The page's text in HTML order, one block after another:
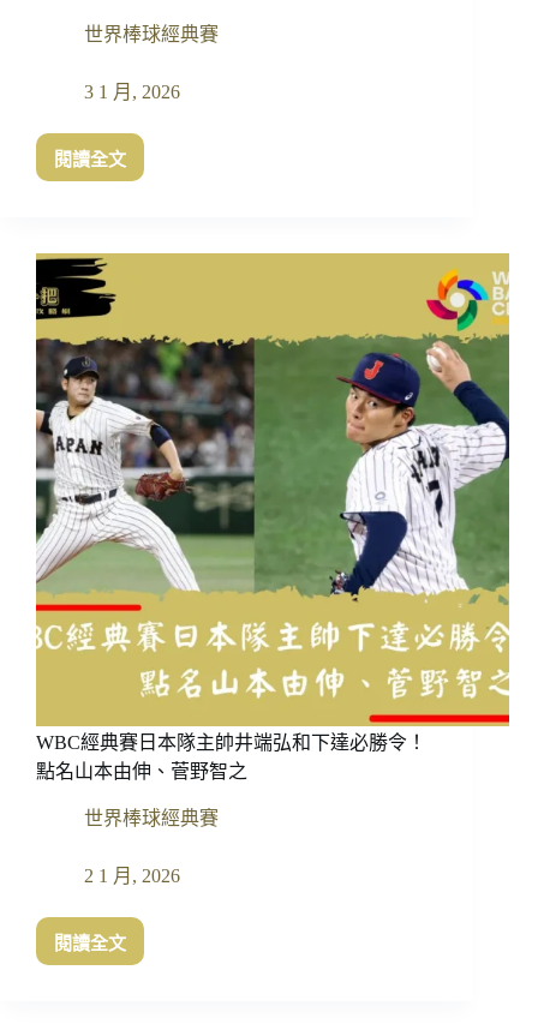
世界棒球經典賽
3 1 月, 2026
閱讀全文
WBC
免
費
直
播
線
上
看
推
薦
｜
2026
世
棒
球
經
播
平
一
看
WBC經典賽日本隊主帥井端弘和下達必勝令！
點名山本由伸、菅野智之
世界棒球經典賽
2 1 月, 2026
閱讀全文
WBC